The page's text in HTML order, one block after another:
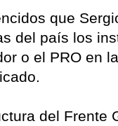
que
del país los
o el PRO en
del Frente